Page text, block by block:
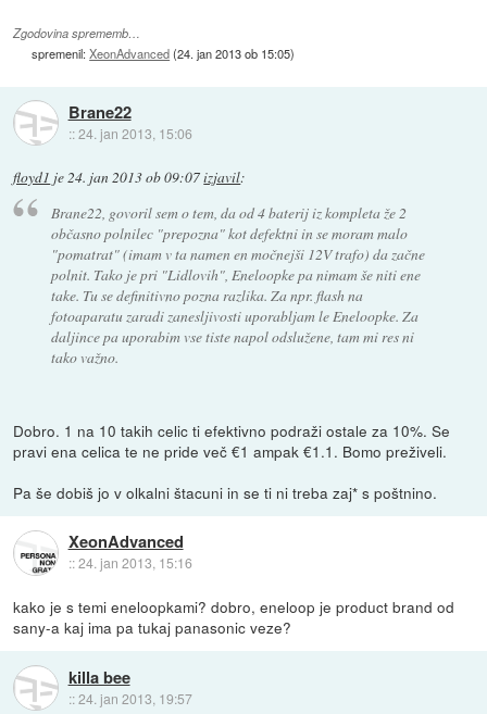
Zgodovina sprememb…
spremenil:XeonAdvanced(24. jan 2013 ob 15:05)
Brane22
::24. jan 2013, 15:06
floyd1 je24. jan 2013 ob 09:07izjavil:
Brane22, govoril sem o tem, da od 4 baterij iz kompleta že 2
občasno polnilec "prepozna" kot defektni in se moram malo
"pomatrat" (imam v ta namen en močnejši 12V trafo) da začne
polnit. Tako je pri "Lidlovih", Eneloopke pa nimam še niti ene
take. Tu se definitivno pozna razlika. Za npr. flash na
fotoaparatu zaradi zanesljivosti uporabljam le Eneloopke. Za
daljince pa uporabim vse tiste napol odslužene, tam mi res ni
tako važno.
Dobro. 1 na 10 takih celic ti efektivno podraži ostale za 10%. Se
pravi ena celica te ne pride več €1 ampak €1.1. Bomo preživeli.
Pa še dobiš jo v olkalni štacuni in se ti ni treba zaj* s poštnino.
XeonAdvanced
::24. jan 2013, 15:16
kako je s temi eneloopkami? dobro, eneloop je product brand od
sany-a kaj ima pa tukaj panasonic veze?
killa bee
::24. jan 2013, 19:57